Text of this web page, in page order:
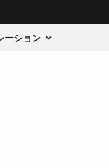
ーション